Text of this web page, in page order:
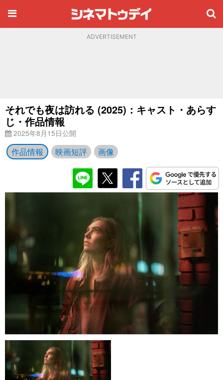
ADVERTISEMENT
それでも夜は訪れる (2025)：キャスト・あらす
じ・作品情報
2025年8月15日公開
作品情報 映画短評 画像